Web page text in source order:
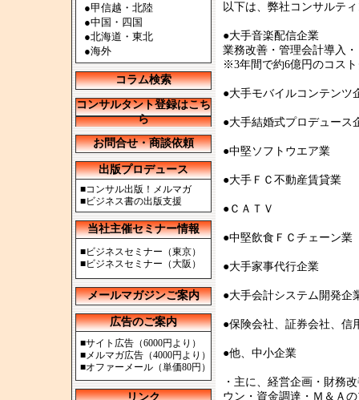
●甲信越・北陸
●中国・四国
●北海道・東北
●海外
コラム検索
コンサルタント登録はこち
ら
お問合せ・商談依頼
出版プロデュース
■コンサル出版！メルマガ
■ビジネス書の出版支援
当社主催セミナー情報
■ビジネスセミナー（東京）
■ビジネスセミナー（大阪）
メールマガジンご案内
広告のご案内
■サイト広告（6000円より）
■メルマガ広告（4000円より）
■オファーメール（単価80円）
リンク
以下は、弊社コンサルテ
●大手音楽配信企業
業務改善・管理会計導入
※3年間で約6億円のコス
●大手モバイルコンテンツ
●大手結婚式プロデュース
●中堅ソフトウエア業
●大手ＦＣ不動産賃貸業
●ＣＡＴＶ
●中堅飲食ＦＣチェーン業
●大手家事代行企業
●大手会計システム開発企
●保険会社、証券会社、信
●他、中小企業
・主に、経営企画・財務
ウン・資金調達・Ｍ＆Ａ